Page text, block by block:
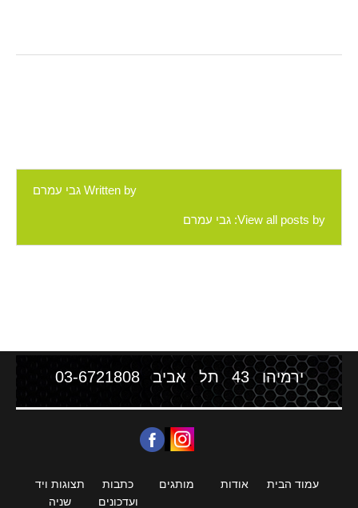
Written by גבי עמרם
View all posts by: גבי עמרם
ירמיהו 43 תל אביב 03-6721808
עמוד הבית אודות מותגים
כתבות
ועדכונים
תצוגות ויד
שניה